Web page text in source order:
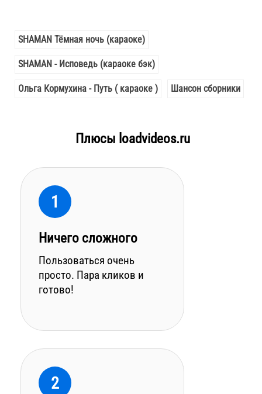
SHAMAN Тёмная ночь (караоке)
SHAMAN - Исповедь (караоке бэк)
Ольга Кормухина - Путь ( караоке ) Шансон сборники
Плюсы loadvideos.ru
1
Ничего сложного
Пользоваться очень
просто. Пара кликов и
готово!
2